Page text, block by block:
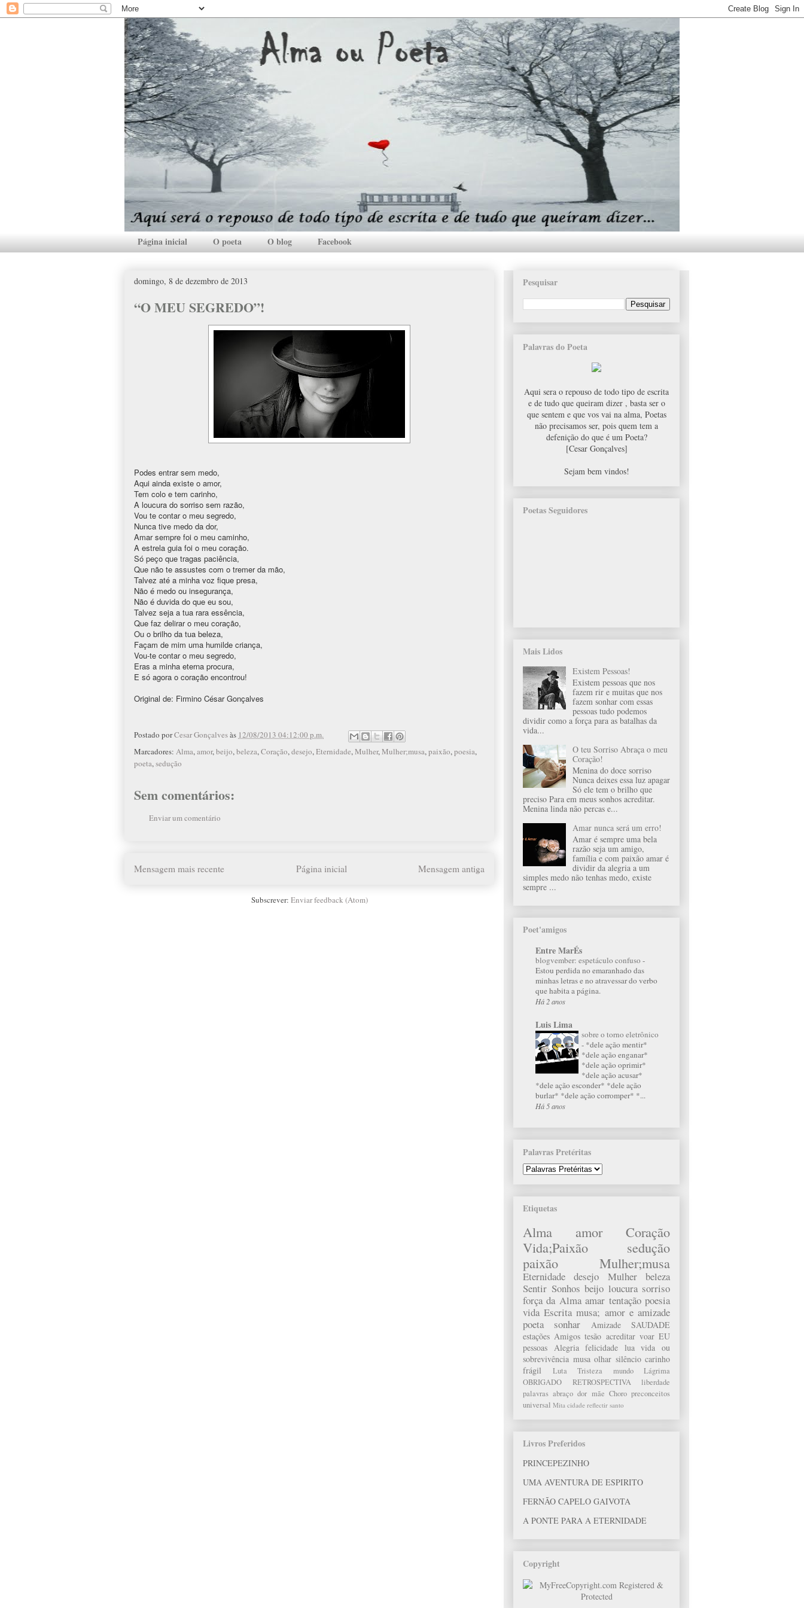
Página inicial O poeta O blog Facebook
domingo, 8 de dezembro de 2013
“O MEU SEGREDO”!
Podes entrar sem medo,
Aqui ainda existe o amor,
Tem colo e tem carinho,
A loucura do sorriso sem razão,
Vou te contar o meu segredo,
Nunca tive medo da dor,
Amar sempre foi o meu caminho,
A estrela guia foi o meu coração.
Só peço que tragas paciência,
Que não te assustes com o tremer da mão,
Talvez até a minha voz fique presa,
Não é medo ou insegurança,
Não é duvida do que eu sou,
Talvez seja a tua rara essência,
Que faz delirar o meu coração,
Ou o brilho da tua beleza,
Façam de mim uma humilde criança,
Vou-te contar o meu segredo,
Eras a minha eterna procura,
E só agora o coração encontrou!
Original de: Firmino César Gonçalves
Postado porCesar Gonçalvesàs 12/08/2013 04:12:00 p.m.
Marcadores: Alma,amor,beijo,beleza,Coração,desejo,Eternidade,Mulher,Mulher;musa,paixão,poesia,
poeta,sedução
Sem comentários:
Enviar um comentário
Mensagem mais recente Mensagem antiga
Página inicial
Subscrever: Enviar feedback (Atom)
Pesquisar
Palavras do Poeta
Aqui sera o repouso de todo tipo de escrita
e de tudo que queiram dizer , basta ser o
que sentem e que vos vai na alma, Poetas
não precisamos ser, pois quem tem a
defenição do que é um Poeta?
[Cesar Gonçalves]
Sejam bem vindos!
Poetas Seguidores
Mais Lidos
Existem Pessoas!
Existem pessoas que nos
fazem rir e muitas que nos
fazem sonhar com essas
pessoas tudo podemos
dividir como a força para as batalhas da
vida...
O teu Sorriso Abraça o meu
Coração!
Menina do doce sorriso
Nunca deixes essa luz apagar
Só ele tem o brilho que
preciso Para em meus sonhos acreditar.
Menina linda não percas e...
Amar nunca será um erro!
Amar é sempre uma bela
razão seja um amigo,
família e com paixão amar é
dividir da alegria a um
simples medo não tenhas medo, existe
sempre ...
Poet'amigos
Entre MarÉs
blogvember: espetáculo confuso -
Estou perdida no emaranhado das
minhas letras e no atravessar do verbo
que habita a página.
Há 2 anos
Luis Lima
sobre o torno eletrônico
- *dele ação mentir*
*dele ação enganar*
*dele ação oprimir*
*dele ação acusar*
*dele ação esconder* *dele ação
burlar* *dele ação corromper* *...
Há 5 anos
Palavras Pretéritas
Etiquetas
Alma amor
Coração
Vida;Paixão
sedução
paixão
Mulher;musa
Eternidade desejo Mulher
beleza
Sentir Sonhos beijo loucura sorriso
força da Alma amar tentação poesia
vida Escrita musa; amor e amizade
poeta
sonhar Amizade
SAUDADE
estações Amigos tesão acreditar voar EU
pessoas Alegria felicidade lua vida ou
sobrevivência musa olhar silêncio carinho
frágil
Luta Tristeza mundo
Lágrima
OBRIGADO
RETROSPECTIVA
liberdade
palavras abraço dor mãe Choro preconceitos
universal Mita cidade reflectir santo
Livros Preferidos
PRINCEPEZINHO
UMA AVENTURA DE ESPIRITO
FERNÃO CAPELO GAIVOTA
A PONTE PARA A ETERNIDADE
Copyright